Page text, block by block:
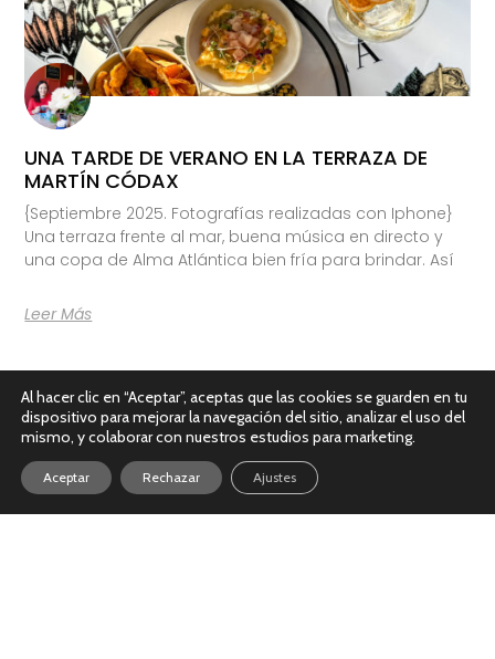
UNA TARDE DE VERANO EN LA TERRAZA DE
MARTÍN CÓDAX
{Septiembre 2025. Fotografías realizadas con Iphone}
Una terraza frente al mar, buena música en directo y
una copa de Alma Atlántica bien fría para brindar. Así
Leer Más
Al hacer clic en “Aceptar”, aceptas que las cookies se guarden en tu
dispositivo para mejorar la navegación del sitio, analizar el uso del
mismo, y colaborar con nuestros estudios para marketing.
Aceptar Rechazar Ajustes